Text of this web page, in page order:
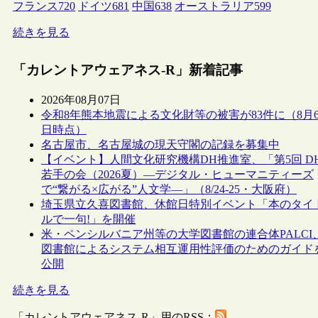
フランス720 ドイツ681 中国638 オーストラリア599
続きを見る
「カレントアウェアネス-R」新着記事
2026年08月07日
令和8年熊本地震による文化財等の被害が83件に（8月
日時点）
名古屋市、名古屋城の現天守閣の記録を募集中
【イベント】人間文化研究機構DH推進室、「第5回
若手の会（2026夏）―デジタル・ヒューマニティーズ
で“繋がる×広がる”人文学―」（8/24-25・大阪府）
埼玉県立久喜図書館、休館日特別イベント「本のタイ
ルで一句!」を開催
米・ペンシルバニア州等の大学図書館の連合体PALCI、
図書館によるシステム相互運用性評価のためのガイド
公開
続きを見る